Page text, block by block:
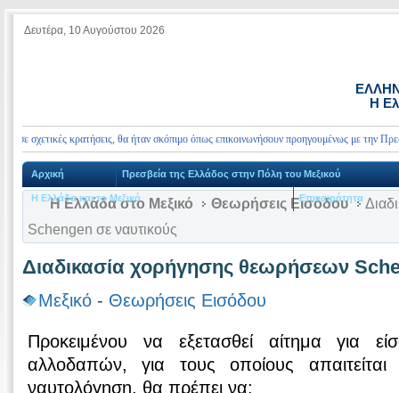
Δευτέρα, 10 Αυγούστου 2026
Η
κρατήσεις, θα ήταν σκόπιμο όπως επικοινωνήσουν προηγουμένως με την Πρεσβεία
Αρχική Πρεσβεία της Ελλάδος στην Πόλη του Μεξικού
Η Ελλάδα και το Μεξικό Επικαιρότητα
Η Ελλάδα στο Μεξικό Θεωρήσεις Εισόδου
Schengen σε ναυτικούς
Διαδικασία χορήγησης θεωρήσεων
Μεξικό - Θεωρήσεις Εισόδου
Προκειμένου να εξετασθεί αίτημα για
αλλοδαπών, για τους οποίους
ναυτολόγηση, θα πρέπει να: